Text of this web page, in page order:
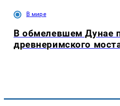
В мире
В обмелевшем Дунае
древнеримского